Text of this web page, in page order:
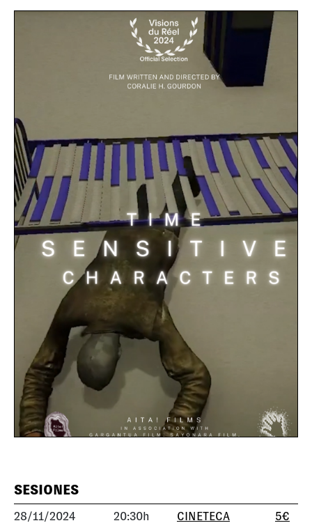
SESIONES
28/11/2024 20:30h CINETECA 5€